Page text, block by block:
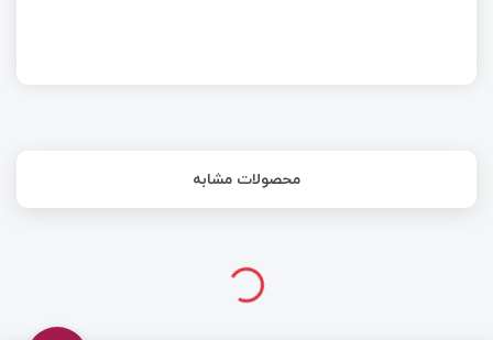
محصولات مشابه